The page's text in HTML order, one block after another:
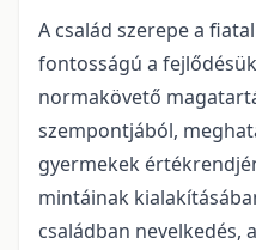
A család szerepe a
fontosságú a
normakövető
szempontjából,
gyermekek
mintáinak
családban nevelkedés,